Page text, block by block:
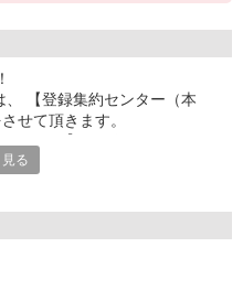
【登録集約センター（本
せて頂きます。
前に、登録説明会（下記住
案内させて頂きます。
る